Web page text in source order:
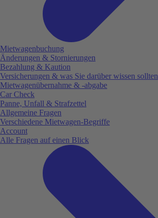
Mietwagenbuchung
Änderungen & Stornierungen
Bezahlung & Kaution
Versicherungen & was Sie darüber wissen sollten
Mietwagenübernahme & -abgabe
Car Check
Panne, Unfall & Strafzettel
Allgemeine Fragen
Verschiedene Mietwagen-Begriffe
Account
Alle Fragen auf einen Blick